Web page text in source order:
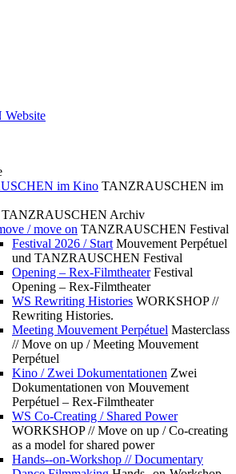
im Kino TANZRAUSCHEN im
TANZRAUSCHEN Archiv
/ move on TANZRAUSCHEN Festival
Festival 2026 / Start Mouvement Perpétuel
und TANZRAUSCHEN Festival
Opening – Rex-Filmtheater Festival
Opening – Rex-Filmtheater
WS Rewriting Histories WORKSHOP //
Rewriting Histories.
Meeting Mouvement Perpétuel Masterclass
// Move on up / Meeting Mouvement
Perpétuel
Kino / Zwei Dokumentationen Zwei
Dokumentationen von Mouvement
Perpétuel – Rex-Filmtheater
WS Co-Creating / Shared Power
WORKSHOP // Move on up / Co-creating
as a model for shared power
Hands--on-Workshop // Documentary